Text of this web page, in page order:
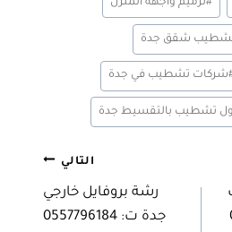
#ترميم واجهة المنزل
شقق جدة
شركات تشطيب في جدة
تشطيب بالتقسيط جدة
التالي
رشة بروفايل خارجي
جدة ت: 0557796184